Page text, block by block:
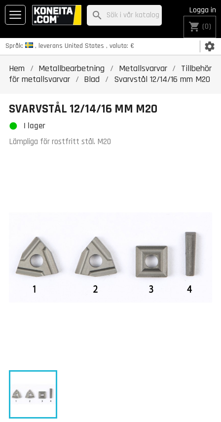
Språk: , leverans United States , valuta: € settings
Logga in
shopping_cart (0)
search
Hem Metallbearbetning Metallsvarvar
Tillbehör
för metallsvarvar
Blad Svarvstål 12/14/16 mm M20
SVARVSTÅL 12/14/16 MM M20
I lager
Lämpliga för rostfritt stål. M20